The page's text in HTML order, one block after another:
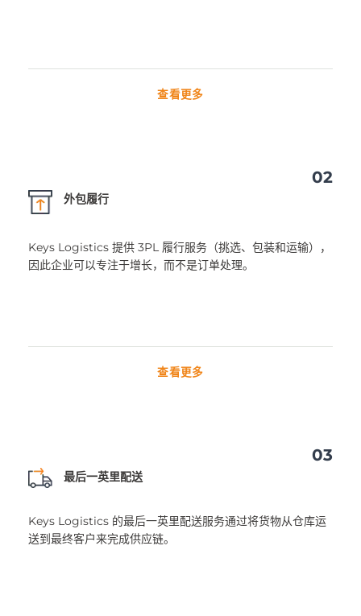
查看更多
02
外包履行
Keys Logistics 提供 3PL 履行服务（挑选、包装和运输），
因此企业可以专注于增长，而不是订单处理。
查看更多
03
最后一英里配送
Keys Logistics 的最后一英里配送服务通过将货物从仓库运
送到最终客户来完成供应链。